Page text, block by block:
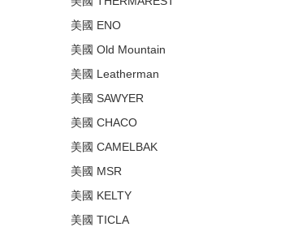
美國 ENO
美國 Old Mountain
美國 Leatherman
美國 SAWYER
美國 CHACO
美國 CAMELBAK
美國 MSR
美國 KELTY
美國 TICLA